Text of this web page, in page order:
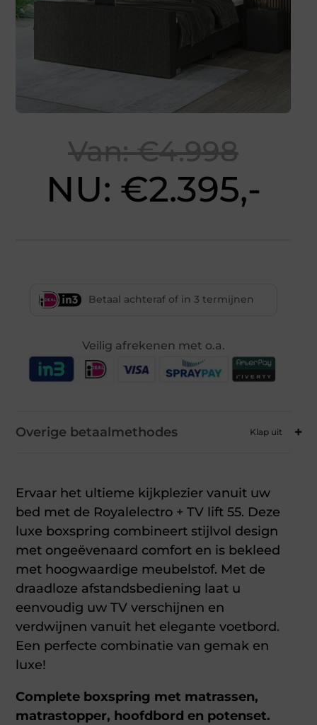
Van: €4.998
NU: €2.395,-
Betaal achteraf of in 3 termijnen
Veilig afrekenen met o.a.
Overige betaalmethodes
Ervaar het ultieme kijkplezier vanuit uw
bed met de Royalelectro + TV lift 55. Deze
luxe boxspring combineert stijlvol design
met ongeëvenaard comfort en is bekleed
met hoogwaardige meubelstof. Met de
draadloze afstandsbediening laat u
eenvoudig uw TV verschijnen en
verdwijnen vanuit het elegante voetbord.
Een perfecte combinatie van gemak en
luxe!
Complete boxspring met matrassen,
matrastopper, hoofdbord en potenset.